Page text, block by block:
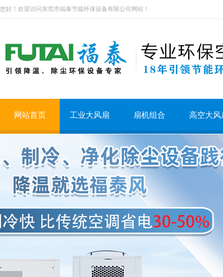
您好！欢迎访问东莞市福泰节能环保设备有限公司网站！
网站首页 工业大风扇 扇机组合 高空大风